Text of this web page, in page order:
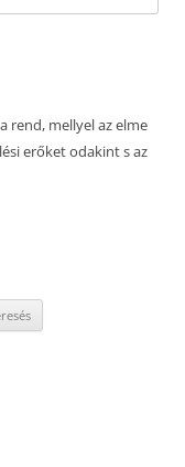
rend, mellyel az elme
erőket odakint s az